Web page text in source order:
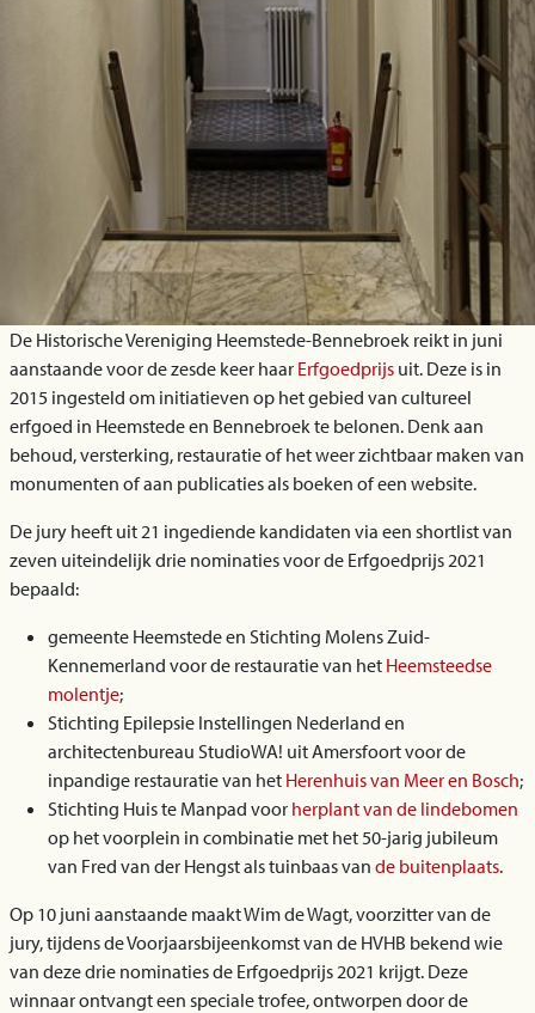
De Historische Vereniging Heemstede-Bennebroek reikt in juni
aanstaande voor de zesde keer haar Erfgoedprijs uit. Deze is in
2015 ingesteld om initiatieven op het gebied van cultureel
erfgoed in Heemstede en Bennebroek te belonen. Denk aan
behoud, versterking, restauratie of het weer zichtbaar maken van
monumenten of aan publicaties als boeken of een website.
De jury heeft uit 21 ingediende kandidaten via een shortlist van
zeven uiteindelijk drie nominaties voor de Erfgoedprijs 2021
bepaald:
gemeente Heemstede en Stichting Molens Zuid-
Kennemerland voor de restauratie van het Heemsteedse
molentje;
Stichting Epilepsie Instellingen Nederland en
architectenbureau StudioWA! uit Amersfoort voor de
inpandige restauratie van het Herenhuis van Meer en Bosch;
Stichting Huis te Manpad voor herplant van de lindebomen
op het voorplein in combinatie met het 50-jarig jubileum
van Fred van der Hengst als tuinbaas vande buitenplaats.
Op 10 juni aanstaande maakt Wim de Wagt, voorzitter van de
jury, tijdens de Voorjaarsbijeenkomst van de HVHB bekend wie
van deze drie nominaties de Erfgoedprijs 2021 krijgt. Deze
winnaar ontvangt een speciale trofee, ontworpen door de